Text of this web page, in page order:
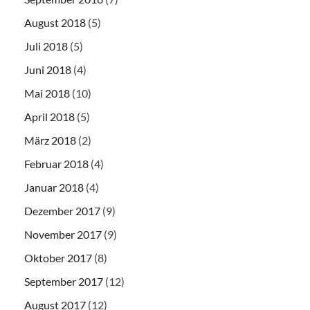
August 2018 (5)
Juli 2018 (5)
Juni 2018 (4)
Mai 2018 (10)
April 2018 (5)
März 2018 (2)
Februar 2018 (4)
Januar 2018 (4)
Dezember 2017 (9)
November 2017 (9)
Oktober 2017 (8)
September 2017 (12)
August 2017 (12)